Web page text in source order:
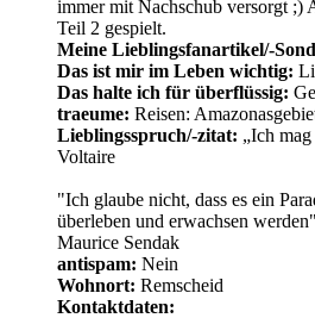
immer mit Nachschub versorgt
Teil 2 gespielt.
Meine Lieblingsfanartikel/-
Das ist mir im Leben wichtig:
Das halte ich für überflüssig:
traeume: Reisen:
Lieblingsspruch/-zitat: „Ich
Voltaire
"Ich glaube nicht, dass es ein
überleben und erwachsen werden"
Maurice Sendak
antispam: Nein
Wohnort: Remscheid
Kontaktdaten: